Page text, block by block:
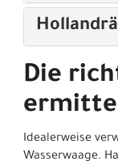
Die
Idealerweise
Wasserwaage.